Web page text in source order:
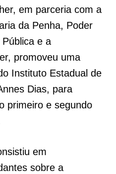
em parceria com a
da Penha, Poder
e a
promoveu uma
Instituto Estadual de
Dias, para
primeiro e segundo
em
sobre a